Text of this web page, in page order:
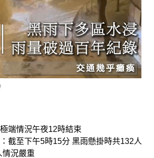
端情況午夜12時結束
：截至下午5時15分 黑雨懸掛時共132人
情況嚴重